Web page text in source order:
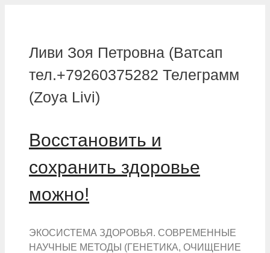
Ливи Зоя Петровна (Ватсап
тел.+79260375282 Телеграмм
(Zoya Livi)
Восстановить и
сохранить здоровье
можно!
ЭКОСИСТЕМА ЗДОРОВЬЯ. СОВРЕМЕННЫЕ
НАУЧНЫЕ МЕТОДЫ (ГЕНЕТИКА, ОЧИЩЕНИЕ